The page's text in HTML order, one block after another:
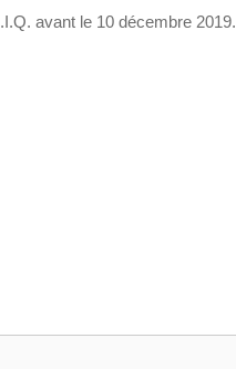
avant le 10 décembre 2019.